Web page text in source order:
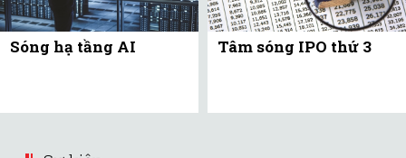
Sóng hạ tầng AI Tâm sóng IPO thứ 3